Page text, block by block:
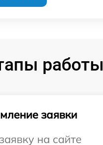
работы
заявки
на сайте